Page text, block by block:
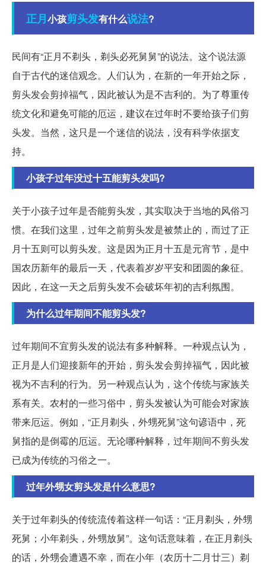
正月小孩剪头发有什么说法?
民间有“正月不剃头，剃头必死舅舅”的说法。这个说法源
自于古代的迷信观念。人们认为，在新的一年开始之际，
剪头发会剪掉福气，因此被认为是不吉利的。为了尊重传
统文化和避免可能的厄运，建议在过年时不要给孩子们剪
头发。当然，这只是一个迷信的说法，没有科学依据支
持。
小孩子过年没过十五能剪头发吗?
关于小孩子过年是否能剪头发，其实取决于当地的风俗习
惯。在我们这里，过年之前剪头发是被禁止的，而过了正
月十五则可以剪头发。这是因为正月十五是元宵节，是中
国农历新年的最后一天，代表着岁岁平安和团圆的象征。
因此，在这一天之后剪头发不会破坏年初的吉利氛围。
为什么过年期间不能剪头发?
过年期间不宜剪头发的说法有多种解释。一种观点认为，
正月是人们迎接新年的开始，剪头发会剪掉福气，因此被
视为不吉利的行为。另一种观点认为，这个传统与家族关
系有关。农村的一些习俗中，剪头发被认为可能会对家族
带来厄运。例如，“正月剃头，外甥死舅”这句谚语中，死
舅指的是倒霉的厄运。无论哪种解释，过年期间不剪头发
已成为传统的习俗之一。
过年外甥女剪头发是什么意思?
关于过年剃头的传统流传着这样一句话：“正月剃头，外甥
死舅；小年剃头，外甥放舅”。这句话意味着，在正月剃头
的话，外甥会遭遇不幸，而在小年（农历十二月廿三）剃